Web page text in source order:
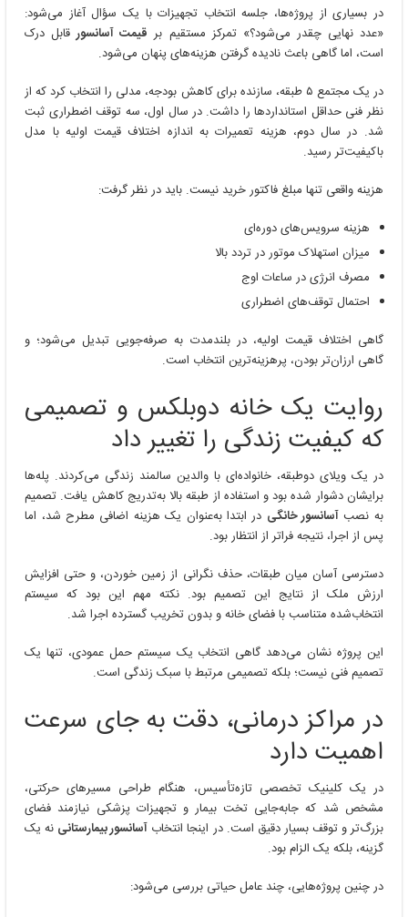
در بسیاری از پروژه‌ها، جلسه انتخاب تجهیزات با یک سؤال آغاز می‌شود:
«عدد نهایی چقدر می‌شود؟» تمرکز مستقیم بر قیمت آسانسورقابل درک
است، اما گاهی باعث نادیده گرفتن هزینه‌های پنهان می‌شود.
در یک مجتمع ۵ طبقه، سازنده برای کاهش بودجه، مدلی را انتخاب کرد که از
نظر فنی حداقل استانداردها را داشت. در سال اول، سه توقف اضطراری ثبت
شد. در سال دوم، هزینه تعمیرات به اندازه اختلاف قیمت اولیه با مدل
باکیفیت‌تر رسید.
هزینه واقعی تنها مبلغ فاکتور خرید نیست. باید در نظر گرفت:
هزینه سرویس‌های دوره‌ای
میزان استهلاک موتور در تردد بالا
مصرف انرژی در ساعات اوج
احتمال توقف‌های اضطراری
گاهی اختلاف قیمت اولیه، در بلندمدت به صرفه‌جویی تبدیل می‌شود؛ و
گاهی ارزان‌تر بودن، پرهزینه‌ترین انتخاب است.
روایت یک خانه دوبلکس و تصمیمی
که کیفیت زندگی را تغییر داد
در یک ویلای دوطبقه، خانواده‌ای با والدین سالمند زندگی می‌کردند. پله‌ها
برایشان دشوار شده بود و استفاده از طبقه بالا به‌تدریج کاهش یافت. تصمیم
به نصب آسانسور خانگی در ابتدا به‌عنوان یک هزینه اضافی مطرح شد، اما
پس از اجرا، نتیجه فراتر از انتظار بود.
دسترسی آسان میان طبقات، حذف نگرانی از زمین خوردن، و حتی افزایش
ارزش ملک از نتایج این تصمیم بود. نکته مهم این بود که سیستم
انتخاب‌شده متناسب با فضای خانه و بدون تخریب گسترده اجرا شد.
این پروژه نشان می‌دهد گاهی انتخاب یک سیستم حمل عمودی، تنها یک
تصمیم فنی نیست؛ بلکه تصمیمی مرتبط با سبک زندگی است.
در مراکز درمانی، دقت به جای سرعت
اهمیت دارد
در یک کلینیک تخصصی تازه‌تأسیس، هنگام طراحی مسیرهای حرکتی،
مشخص شد که جابه‌جایی تخت بیمار و تجهیزات پزشکی نیازمند فضای
بزرگ‌تر و توقف بسیار دقیق است. در اینجا انتخاب آسانسور بیمارستانی نه یک
گزینه، بلکه یک الزام بود.
در چنین پروژه‌هایی، چند عامل حیاتی بررسی می‌شود: